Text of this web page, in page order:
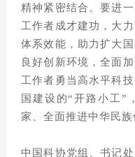
精神紧密结合。要进
工作者成才建功，大
体系效能，助力扩大
良好创新环境，全面
工作者勇当高水平科
国建设的“开路小工”
家、全面推进中华民族
中国科协党组、书记